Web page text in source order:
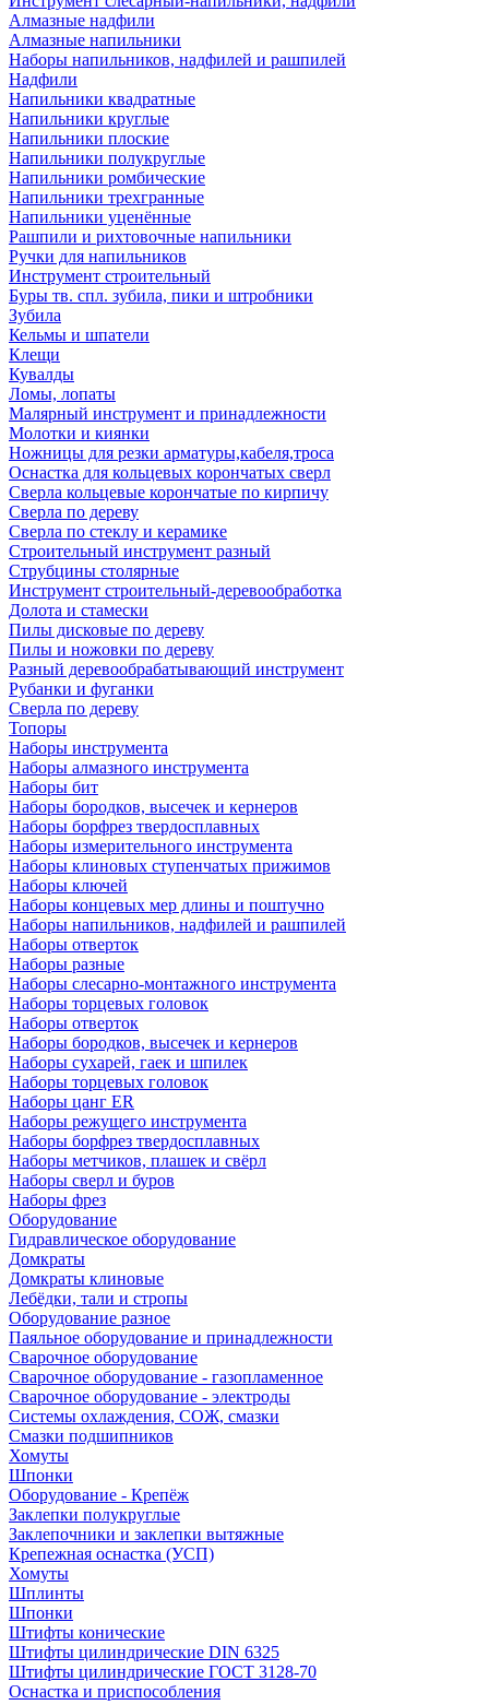
Алмазные надфили
Алмазные напильники
Наборы напильников, надфилей и рашпилей
Надфили
Напильники квадратные
Напильники круглые
Напильники плоские
Напильники полукруглые
Напильники ромбические
Напильники трехгранные
Напильники уценённые
Рашпили и рихтовочные напильники
Ручки для напильников
Инструмент строительный
Буры тв. спл. зубила, пики и штробники
Зубила
Кельмы и шпатели
Клещи
Кувалды
Ломы, лопаты
Малярный инструмент и принадлежности
Молотки и киянки
Ножницы для резки арматуры,кабеля,троса
Оснастка для кольцевых корончатых сверл
Сверла кольцевые корончатые по кирпичу
Сверла по дереву
Сверла по стеклу и керамике
Строительный инструмент разный
Струбцины столярные
Инструмент строительный-деревообработка
Долота и стамески
Пилы дисковые по дереву
Пилы и ножовки по дереву
Разный деревообрабатывающий инструмент
Рубанки и фуганки
Сверла по дереву
Топоры
Наборы инструмента
Наборы алмазного инструмента
Наборы бит
Наборы бородков, высечек и кернеров
Наборы борфрез твердосплавных
Наборы измерительного инструмента
Наборы клиновых ступенчатых прижимов
Наборы ключей
Наборы концевых мер длины и поштучно
Наборы напильников, надфилей и рашпилей
Наборы отверток
Наборы разные
Наборы слесарно-монтажного инструмента
Наборы торцевых головок
Наборы отверток
Наборы бородков, высечек и кернеров
Наборы сухарей, гаек и шпилек
Наборы торцевых головок
Наборы цанг ER
Наборы режущего инструмента
Наборы борфрез твердосплавных
Наборы метчиков, плашек и свёрл
Наборы сверл и буров
Наборы фрез
Оборудование
Гидравлическое оборудование
Домкраты
Домкраты клиновые
Лебёдки, тали и стропы
Оборудование разное
Паяльное оборудование и принадлежности
Сварочное оборудование
Сварочное оборудование - газопламенное
Сварочное оборудование - электроды
Системы охлаждения, СОЖ, смазки
Смазки подшипников
Хомуты
Шпонки
Оборудование - Крепёж
Заклепки полукруглые
Заклепочники и заклепки вытяжные
Крепежная оснастка (УСП)
Хомуты
Шплинты
Шпонки
Штифты конические
Штифты цилиндрические DIN 6325
Штифты цилиндрические ГОСТ 3128-70
Оснастка и приспособления